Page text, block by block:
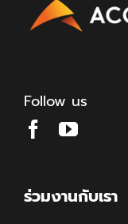
Follow us
ร่วมงานกับเรา